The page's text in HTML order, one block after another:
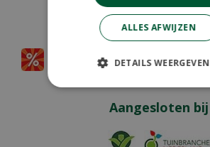
Partners
Aangesloten bij
ALLES AFWIJZEN
DETAILS WEERGEVEN